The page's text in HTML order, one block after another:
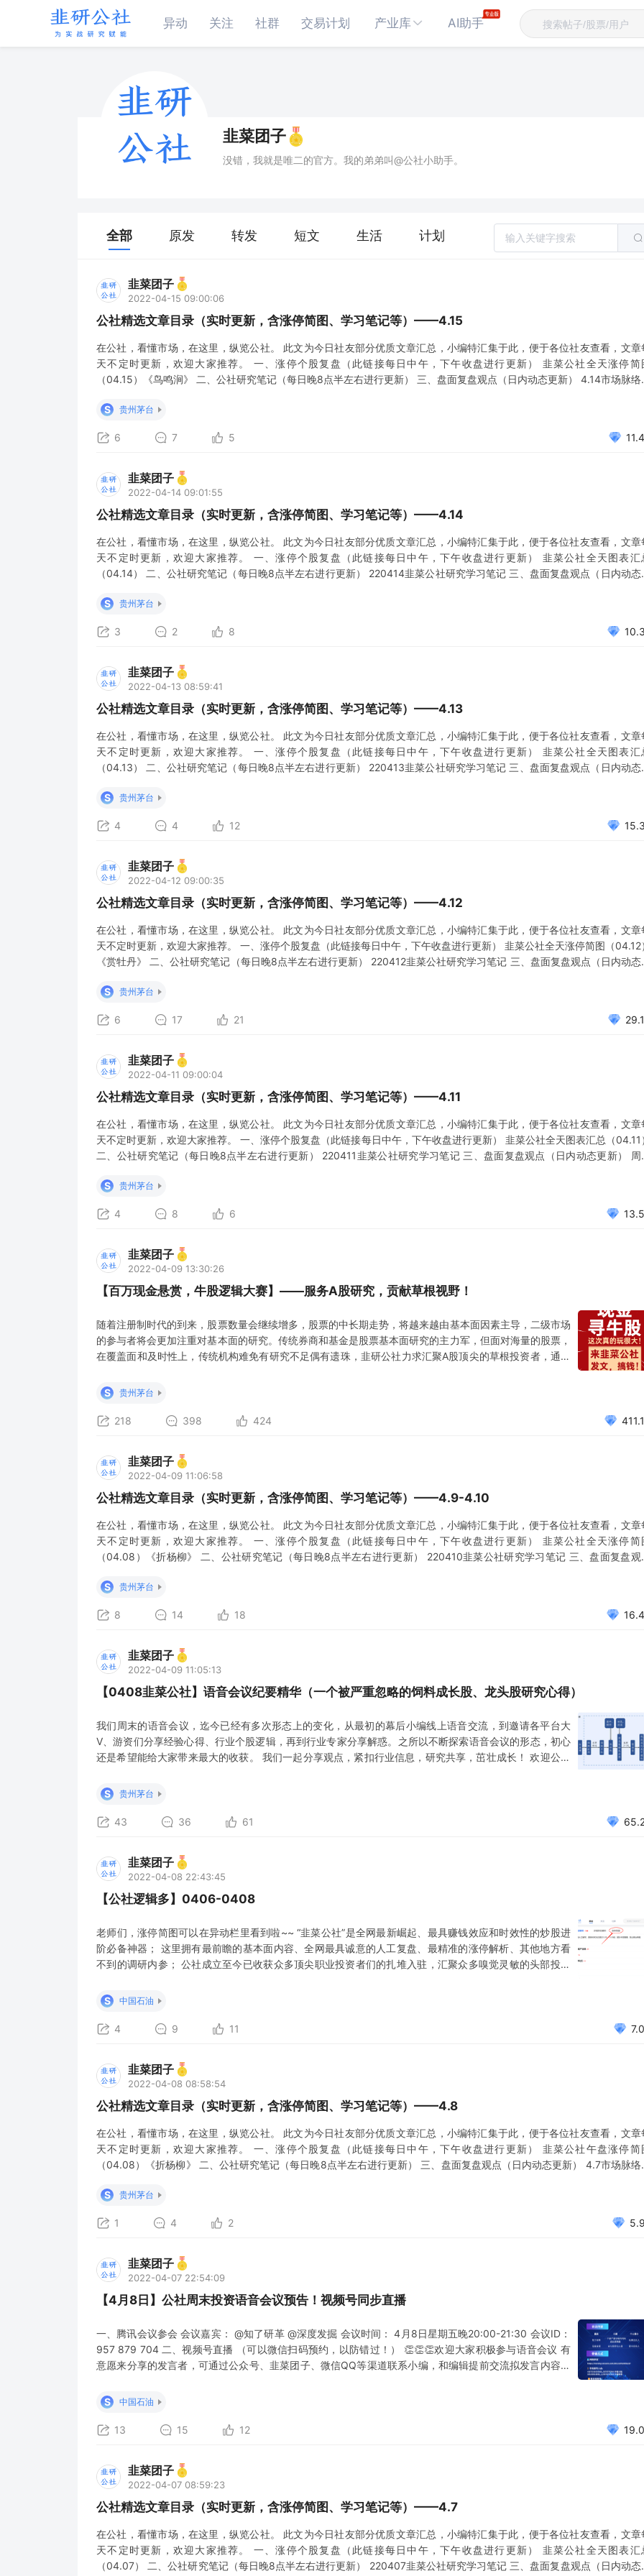
异动 关注 社群 交易计划 产业库 AI助手
韭菜团子
没错，我就是唯二的官方。我的弟弟叫@公社小助手。
全部 原发 转发 短文 生活 计划
韭菜团子
2022-04-15 09:00:06
公社精选文章目录（实时更新，含涨停简图、学习笔记等）——4.15
在公社，看懂市场，在这里，纵览公社。 此文为今日社友部分优质文章汇总，小编特汇集于此，便于各位社友查看，文章
天不定时更新，欢迎大家推荐。 一、涨停个股复盘（此链接每日中午，下午收盘进行更新） 韭菜公社全天涨停简
（04.15）《鸟鸣涧》 二、公社研究笔记（每日晚8点半左右进行更新） 三、盘面复盘观点（日内动态更新） 4.14市场脉络
散碎资讯 午间题材复盘（202
S 贵州茅台
6 7 5
韭菜团子
2022-04-14 09:01:55
公社精选文章目录（实时更新，含涨停简图、学习笔记等）——4.14
在公社，看懂市场，在这里，纵览公社。 此文为今日社友部分优质文章汇总，小编特汇集于此，便于各位社友查看，文章
天不定时更新，欢迎大家推荐。 一、涨停个股复盘（此链接每日中午，下午收盘进行更新） 韭菜公社全天图表汇
（04.14） 二、公社研究笔记（每日晚8点半左右进行更新） 220414韭菜公社研究学习笔记 三、盘面复盘观点（日内动态
标的铝锡的史诗级行情？ 4.14
S 贵州茅台
3 2 8
韭菜团子
2022-04-13 08:59:41
公社精选文章目录（实时更新，含涨停简图、学习笔记等）——4.13
在公社，看懂市场，在这里，纵览公社。 此文为今日社友部分优质文章汇总，小编特汇集于此，便于各位社友查看，文章
天不定时更新，欢迎大家推荐。 一、涨停个股复盘（此链接每日中午，下午收盘进行更新） 韭菜公社全天图表汇
（04.13） 二、公社研究笔记（每日晚8点半左右进行更新） 220413韭菜公社研究学习笔记 三、盘面复盘观点（日内动态
就业）； 4.13午间
S 贵州茅台
4 4 12
韭菜团子
2022-04-12 09:00:35
公社精选文章目录（实时更新，含涨停简图、学习笔记等）——4.12
在公社，看懂市场，在这里，纵览公社。 此文为今日社友部分优质文章汇总，小编特汇集于此，便于各位社友查看，文章
天不定时更新，欢迎大家推荐。 一、涨停个股复盘（此链接每日中午，下午收盘进行更新） 韭菜公社全天涨停简图（04.12
《赏牡丹》 二、公社研究笔记（每日晚8点半左右进行更新） 220412韭菜公社研究学习笔记 三、盘面复盘观点（日内动态
记2022-0
S 贵州茅台
6 17 21
韭菜团子
2022-04-11 09:00:04
公社精选文章目录（实时更新，含涨停简图、学习笔记等）——4.11
在公社，看懂市场，在这里，纵览公社。 此文为今日社友部分优质文章汇总，小编特汇集于此，便于各位社友查看，文章
天不定时更新，欢迎大家推荐。 一、涨停个股复盘（此链接每日中午，下午收盘进行更新） 韭菜公社全天图表汇总（04.11
二、公社研究笔记（每日晚8点半左右进行更新） 220411韭菜公社研究学习笔记 三、盘面复盘观点（日内动态更新） 周
（2022.4.11 ） 4
S 贵州茅台
4 8 6
韭菜团子
2022-04-09 13:30:26
【百万现金悬赏，牛股逻辑大赛】——服务A股研究，贡献草根视野！
随着注册制时代的到来，股票数量会继续增多，股票的中长期走势，将越来越由基本面因素主导，二级市场
的参与者将会更加注重对基本面的研究。传统券商和基金是股票基本面研究的主力军，但面对海量的股票，
在覆盖面和及时性上，传统机构难免有研究不足偶有遗珠，韭研公社力求汇聚A股顶尖的草根投资者，通过
制时代。 公社上线一年半以来，团队坚持零变现，聚焦于打磨更纯粹的社区生态，在成立之初便高度重视
基本面氛围，是目前市面上最注重
S 贵州茅台
218 398 424
韭菜团子
2022-04-09 11:06:58
公社精选文章目录（实时更新，含涨停简图、学习笔记等）——4.9-4.10
在公社，看懂市场，在这里，纵览公社。 此文为今日社友部分优质文章汇总，小编特汇集于此，便于各位社友查看，文章
天不定时更新，欢迎大家推荐。 一、涨停个股复盘（此链接每日中午，下午收盘进行更新） 韭菜公社全天涨停简
（04.08）《折杨柳》 二、公社研究笔记（每日晚8点半左右进行更新） 220410韭菜公社研究学习笔记 三、盘面复盘观
息资讯收集（早间晚间更新） 4月8
S 贵州茅台
8 14 18
韭菜团子
2022-04-09 11:05:13
【0408韭菜公社】语音会议纪要精华（一个被严重忽略的饲料成长股、龙头股研究心得）
我们周末的语音会议，迄今已经有多次形态上的变化，从最初的幕后小编线上语音交流，到邀请各平台大
V、游资们分享经验心得、行业个股逻辑，再到行业专家分享解惑。之所以不断探索语音会议的形态，初心
还是希望能给大家带来最大的收获。 我们一起分享观点，紧扣行业信息，研究共享，茁壮成长！ 欢迎公社
音会议的效果或意见、建议，也欢迎大家私信韭菜团子官方账号或在公众号后台留言。 风险提示：语音会
议的发言并非推荐大家进行股票买
S 贵州茅台
43 36 61
韭菜团子
2022-04-08 22:43:45
【公社逻辑多】0406-0408
老师们，涨停简图可以在异动栏里看到啦~~ “韭菜公社”是全网最新崛起、最具赚钱效应和时效性的炒股进
阶必备神器； 这里拥有最前瞻的基本面内容、全网最具诚意的人工复盘、最精准的涨停解析、其他地方看
不到的调研内参； 公社成立至今已收获众多顶尖职业投资者们的扎堆入驻，汇聚众多嗅觉灵敏的头部投资
底，又可以参与并见证一个个的牛股。 让小编陪您一起回顾本周您可能错过的牛股~~ 01公社马前炮 本周
仅3个交易日 市场的
S 中国石油
4 9 11
韭菜团子
2022-04-08 08:58:54
公社精选文章目录（实时更新，含涨停简图、学习笔记等）——4.8
在公社，看懂市场，在这里，纵览公社。 此文为今日社友部分优质文章汇总，小编特汇集于此，便于各位社友查看，文章
天不定时更新，欢迎大家推荐。 一、涨停个股复盘（此链接每日中午，下午收盘进行更新） 韭菜公社午盘涨停简
（04.08）《折杨柳》 二、公社研究笔记（每日晚8点半左右进行更新） 三、盘面复盘观点（日内动态更新） 4.7市场脉络
据复盘，REITs
S 贵州茅台
1 4 2
韭菜团子
2022-04-07 22:54:09
【4月8日】公社周末投资语音会议预告！视频号同步直播
一、腾讯会议参会 会议嘉宾： @知了研革 @深度发掘 会议时间： 4月8日星期五晚20:00-21:30 会议ID：
957 879 704 二、视频号直播 （可以微信扫码预约，以防错过！） 👏👏👏欢迎大家积极参与语音会议 有
意愿来分享的发言者，可通过公众号、韭菜团子、微信QQ等渠道联系小编，和编辑提前交流拟发言内容概
日，我们将形成会议纪要发表在公社app和公众号，让更多的读者阅读。 欢迎社友
S 中国石油
13 15 12
韭菜团子
2022-04-07 08:59:23
公社精选文章目录（实时更新，含涨停简图、学习笔记等）——4.7
在公社，看懂市场，在这里，纵览公社。 此文为今日社友部分优质文章汇总，小编特汇集于此，便于各位社友查看，文章
天不定时更新，欢迎大家推荐。 一、涨停个股复盘（此链接每日中午，下午收盘进行更新） 韭菜公社全天图表汇
（04.07） 二、公社研究笔记（每日晚8点半左右进行更新） 220407韭菜公社研究学习笔记 三、盘面复盘观点（日内动态